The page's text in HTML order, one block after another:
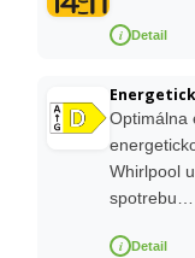
i Detail
Optimálna
Whirlpool
spotrebu…
i Detail